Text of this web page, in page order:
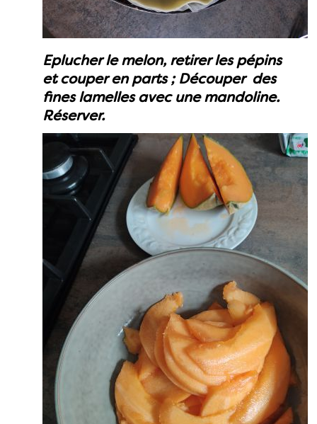
Eplucher le melon, retirer les pépins
et couper en parts ; Découper des
fines lamelles avec une mandoline.
Réserver.